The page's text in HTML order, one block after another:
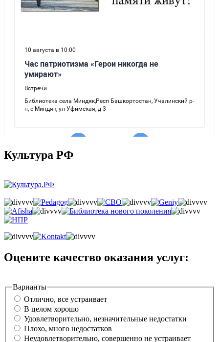
Культура РФ
Оцените качество оказания услуг:
Варианты
Отлично, все устраивает
В целом хорошо
Удовлетворительно, незначительные недостатки
Плохо, много недостатков
Неудовлетворительно, совершенно не устраивает